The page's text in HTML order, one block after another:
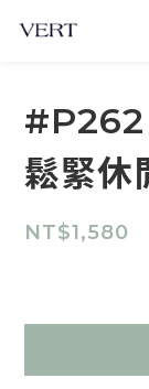
#P262
鬆緊休
NT$1,580